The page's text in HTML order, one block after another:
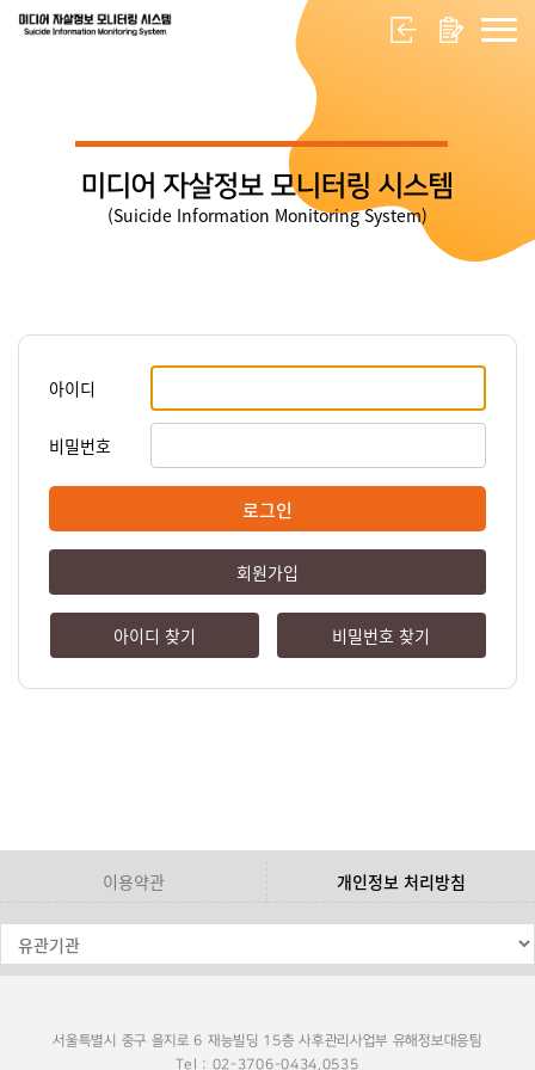
미디어 자살정보 모니터링 시스템
(Suicide Information Monitoring System)
아이디
비밀번호
로그인
회원가입
아이디 찾기 비밀번호 찾기
이용약관 개인정보 처리방침
서울특별시 중구 을지로 6 재능빌딩 15층 사후관리사업부 유해정보대응팀
Tel : 02-3706-0434,0535